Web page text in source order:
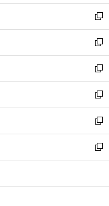
ウ
で
開
く
ン
ド
ウ
で
開
く
ウ
ィ
ン
ド
ウ
で
開
く
し
い
ウ
ィ
ン
ド
ウ
で
開
く
新
し
い
ウ
ィ
ン
ド
ウ
で
開
く
新
し
い
ウ
ィ
ン
ド
ウ
で
開
新
し
い
ウ
ィ
ン
ド
ウ
開
新
し
い
ウ
ィ
ン
ウ
新
し
い
ウ
ン
新
し
ウ